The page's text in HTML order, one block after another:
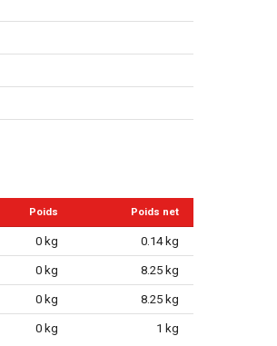
Poids Poids net
0 kg 0.14 kg
0 kg 8.25 kg
0 kg 8.25 kg
0 kg 1 kg